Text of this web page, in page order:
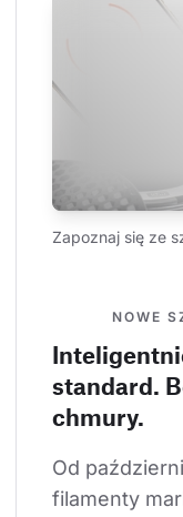
Zapoznaj się ze
NOWE
standard.
chmury.
Od
filamenty